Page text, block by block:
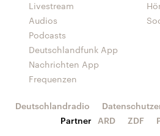
Livestream
Audios
Podcasts
Deutschlandfunk App
Nachrichten App
Frequenzen
Deutschlandradio
Partner
ARD ZDF